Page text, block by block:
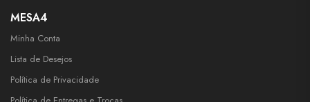
MESA4
Minha Conta
Lista de Desejos
Política de Privacidade